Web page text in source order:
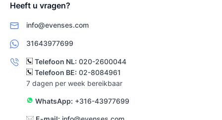
Heeft u vragen?
info@evenses.com
31643977699
Telefoon NL: 020-2600044
Telefoon BE: 02-8084961
7 dagen per week bereikbaar
WhatsApp: +316-43977699